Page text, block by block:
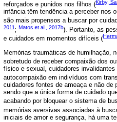
reforçados e punidos nos filhos (Kirby,
infância têm tendência a perceber nos
são mais propensos a buscar por
2011 ; Matos et al., 2017b). Portanto, as
e cuidados em momentos difíceis (
Memórias traumáticas de humilhação,
sobretudo de receber compaixão dos
físico e sexual, cuidadores
autocompaixão em indivíduos com
cuidadores fontes de ameaça e não
sendo que a única forma de cuidado
acabando por bloquear o sistema de
memórias aversivas associadas à
iniciais de amor e segurança, há uma